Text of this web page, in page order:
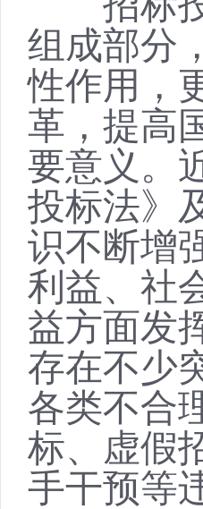
组成部分
性作用，
革，提高
要意义。
投标法》
识不断增
利益、社
益方面发
存在不少
各类不合
标、虚假
手干预等